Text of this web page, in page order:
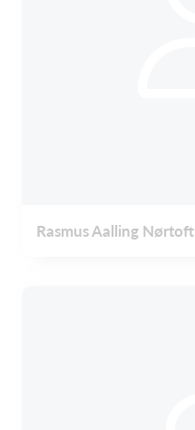
Rasmus Aalling Nørtoft